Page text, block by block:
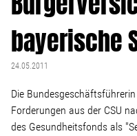
bayerische
24.05.2011
Die
Forderungen aus der CSU
des Gesundheitsfonds als